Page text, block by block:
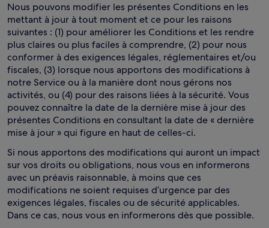
Nous pouvons modifier les présentes Conditions en les
mettant à jour à tout moment et ce pour les raisons
suivantes : (1) pour améliorer les Conditions et les rendre
plus claires ou plus faciles à comprendre, (2) pour nous
conformer à des exigences légales, réglementaires et/ou
fiscales, (3) lorsque nous apportons des modifications à
notre Service ou à la manière dont nous gérons nos
activités, ou (4) pour des raisons liées à la sécurité. Vous
pouvez connaître la date de la dernière mise à jour des
présentes Conditions en consultant la date de « dernière
mise à jour » qui figure en haut de celles-ci.
Si nous apportons des modifications qui auront un impact
sur vos droits ou obligations, nous vous en informerons
avec un préavis raisonnable, à moins que ces
modifications ne soient requises d’urgence par des
exigences légales, fiscales ou de sécurité applicables.
Dans ce cas, nous vous en informerons dès que possible.